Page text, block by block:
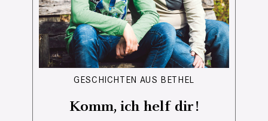
GESCHICHTEN AUS BETHEL
Komm, ich helf dir!